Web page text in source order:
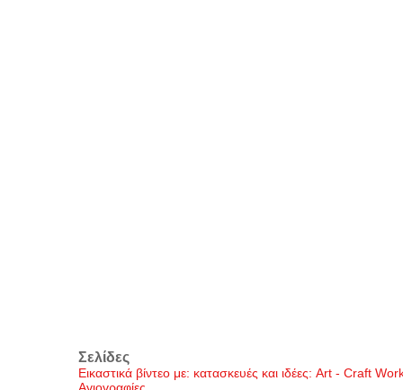
Σελίδες
Εικαστικά βίντεο με: κατασκευές και ιδέες: Art - Craft